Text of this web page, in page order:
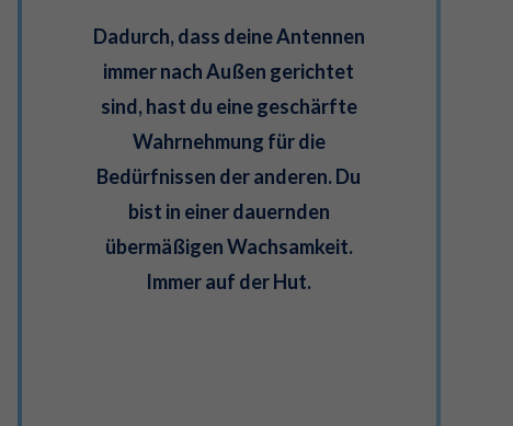
Dadurch, dass deine Antennen
immer nach Außen gerichtet
sind, hast du eine geschärfte
Wahrnehmung für die
Bedürfnissen der anderen. Du
bist in einer dauernden
übermäßigen Wachsamkeit.
Immer auf der Hut.